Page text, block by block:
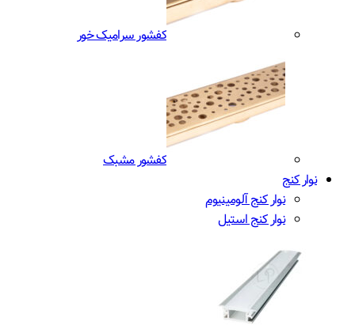
کفشور سرامیک خور
کفشور مشبک
نوار کنج
نوار کنج آلومینیوم
نوار کنج استیل